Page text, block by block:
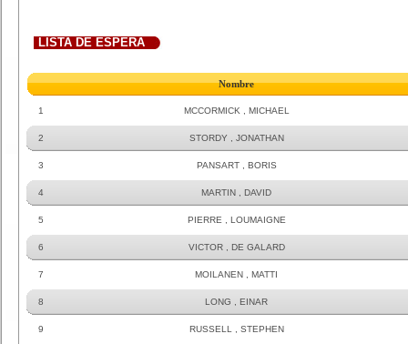
LISTA DE ESPERA
Nombre
1 MCCORMICK , MICHAEL
2 STORDY , JONATHAN
3 PANSART , BORIS
4 MARTIN , DAVID
5 PIERRE , LOUMAIGNE
6 VICTOR , DE GALARD
7 MOILANEN , MATTI
8 LONG , EINAR
9 RUSSELL , STEPHEN